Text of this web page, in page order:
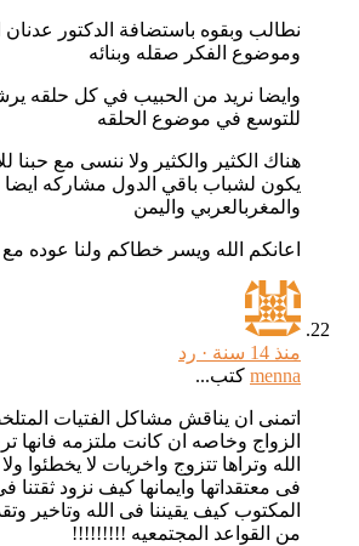
نطالب وبقوه باستضافة الدكتور عدنان
وموضوع الفكر صقله وبنائه
وايضا نريد من الحبيب في كل حلقه يرشح
للتوسع في موضوع الحلقه
هناك الكثير والكثير ولا ننسى مع حبنا
يكون لشباب باقي الدول مشاركه ايضا من
والمغربالعربي واليمن
اعانكم الله ويسر خطاكم ولنا عوده مع المزيد
رد
mennaكتب...
اتمنى ان يناقش مشاكل الفتيات المتلخصه
الزواج وخاصه ان كانت ملتزمه فانها
الله وتراها تتزوج واخريات لا يخطئوا ولا
فى معتقداتها وايمانها كيف نزود ثقتنا فى
المكتوب كيف يقيننا فى الله وتاخير وتقديم
من القواعد المجتمعيه !!!!!!!!!